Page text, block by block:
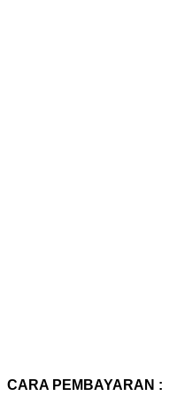
CARA PEMBAYARAN :